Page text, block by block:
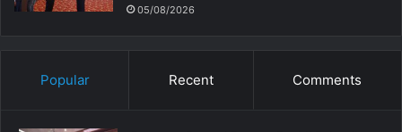
05/08/2026
Popular Recent Comments